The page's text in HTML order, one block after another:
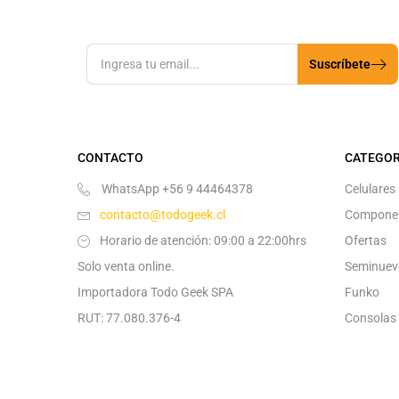
Suscríbete
CONTACTO
WhatsApp +56 9 44464378
contacto@todogeek.cl
Horario de atención: 09:00 a 22:00hrs
Solo venta online.
Importadora Todo Geek SPA
RUT: 77.080.376-4
Celulares
Ofertas
Funko
Consolas